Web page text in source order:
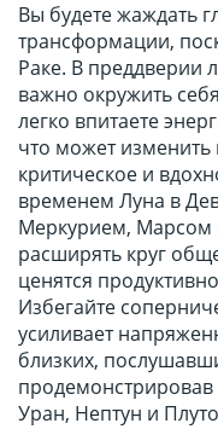
Вы будете жаждать
трансформации,
Раке. В преддверии
важно окружить
легко впитаете
что может
критическое и
временем Луна в
Меркурием, Марсом
расширять круг
ценятся
Избегайте
усиливает
близких,
Уран, Нептун и